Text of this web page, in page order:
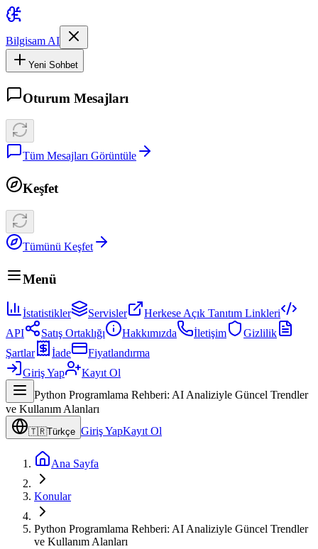
Bilgisam AI
Yeni Sohbet
Oturum Mesajları
Tüm Mesajları Görüntüle
Keşfet
Tümünü Keşfet
Menü
İstatistikler Servisler
Herkese Açık Tanıtım Linkleri
API
Satış Ortaklığı Hakkımızda İletişim
Gizlilik
Şartlar
İade
Fiyatlandırma
Giriş Yap
Kayıt Ol
Python Programlama Rehberi: AI Analiziyle Güncel Trendler
ve Kullanım Alanları
🇹🇷Türkçe Giriş YapKayıt Ol
Ana Sayfa
Konular
Python Programlama Rehberi: AI Analiziyle Güncel Trendler
ve Kullanım Alanları